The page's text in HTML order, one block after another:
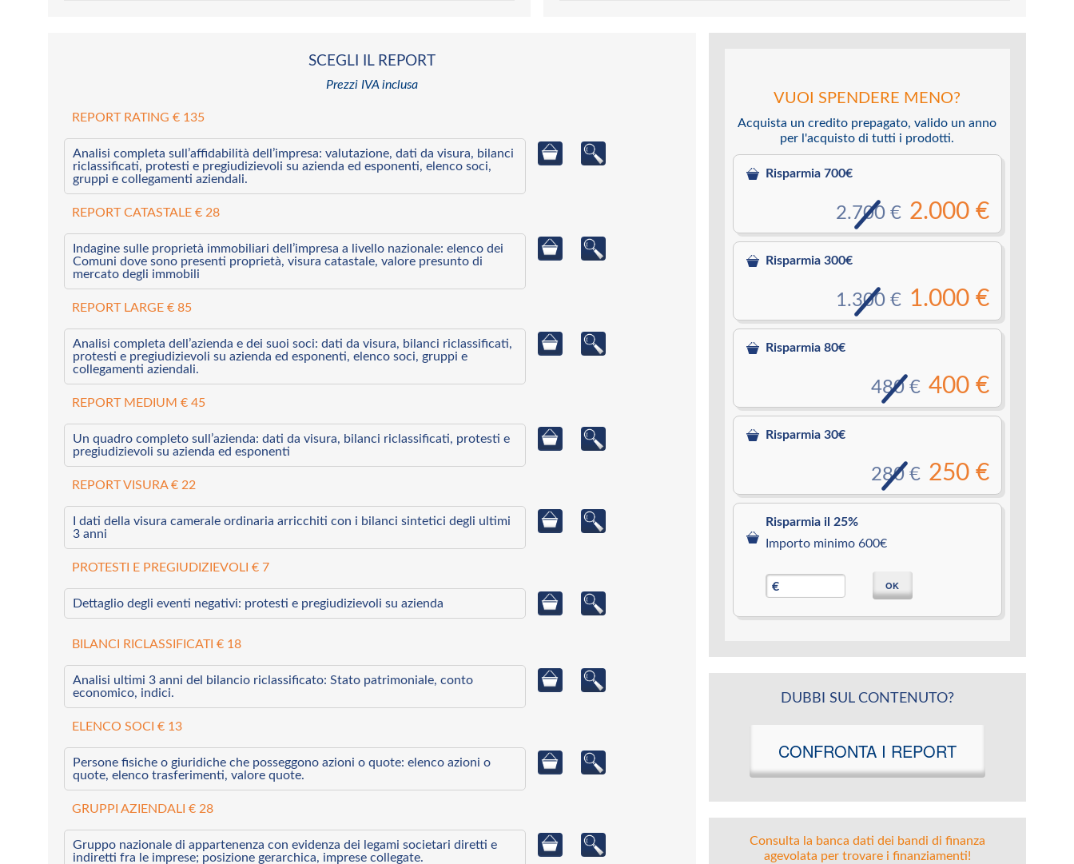
SCEGLI IL REPORT
Prezzi IVA inclusa
REPORT RATING € 135
Analisi completa sull’affidabilità dell’impresa: valutazione, dati da visura, bilanci
riclassificati, protesti e pregiudizievoli su azienda ed esponenti, elenco soci,
gruppi e collegamenti aziendali.
REPORT CATASTALE € 28
Indagine sulle proprietà immobiliari dell’impresa a livello nazionale: elenco dei
Comuni dove sono presenti proprietà, visura catastale, valore presunto di
mercato degli immobili
REPORT LARGE € 85
Analisi completa dell’azienda e dei suoi soci: dati da visura, bilanci riclassificati,
protesti e pregiudizievoli su azienda ed esponenti, elenco soci, gruppi e
collegamenti aziendali.
REPORT MEDIUM € 45
Un quadro completo sull’azienda: dati da visura, bilanci riclassificati, protesti e
pregiudizievoli su azienda ed esponenti
REPORT VISURA € 22
I dati della visura camerale ordinaria arricchiti con i bilanci sintetici degli ultimi
3 anni
PROTESTI E PREGIUDIZIEVOLI € 7
Dettaglio degli eventi negativi: protesti e pregiudizievoli su azienda
BILANCI RICLASSIFICATI € 18
Analisi ultimi 3 anni del bilancio riclassificato: Stato patrimoniale, conto
economico, indici.
ELENCO SOCI € 13
Persone fisiche o giuridiche che posseggono azioni o quote: elenco azioni o
quote, elenco trasferimenti, valore quote.
GRUPPI AZIENDALI € 28
Gruppo nazionale di appartenenza con evidenza dei legami societari diretti e
indiretti fra le imprese; posizione gerarchica, imprese collegate.
VUOI SPENDERE MENO?
Acquista un credito prepagato, valido un anno
per l'acquisto di tutti i prodotti.
Risparmia 700€
2.000 €
2.700 €
Risparmia 300€
1.000 €
1.300 €
Risparmia 80€
400 €
480 €
Risparmia 30€
250 €
280 €
Risparmia il 25%
Importo minimo 600€
€ OK
DUBBI SUL CONTENUTO?
CONFRONTA I REPORT
Consulta la banca dati dei bandi di finanza
agevolata per trovare i finanziamenti!